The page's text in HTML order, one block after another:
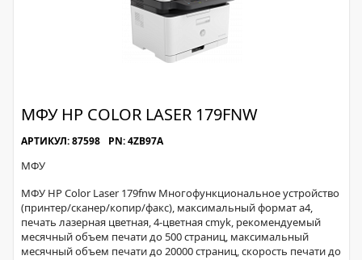
МФУ HP COLOR LASER 179FNW
АРТИКУЛ: 87598 PN: 4ZB97A
МФУ
МФУ HP Color Laser 179fnw Многофункциональное устройство
(принтер/сканер/копир/факс), максимальный формат a4,
печать лазерная цветная, 4-цветная cmyk, рекомендуемый
месячный объем печати до 500 страниц, максимальный
месячный объем печати до 20000 страниц, скорость печати до